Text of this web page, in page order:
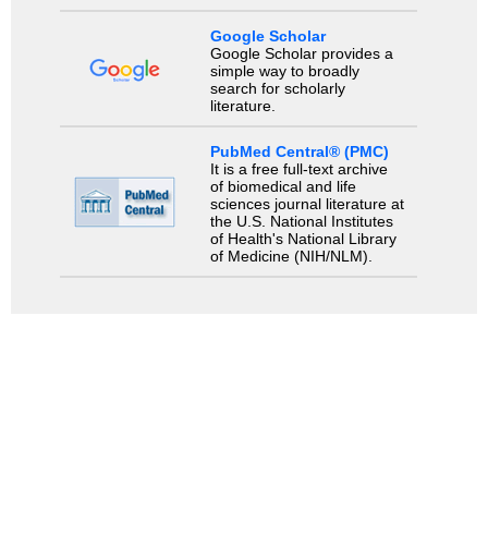
Google Scholar
Google Scholar provides a
simple way to broadly
search for scholarly
literature.
PubMed Central® (PMC)
It is a free full-text archive
of biomedical and life
sciences journal literature at
the U.S. National Institutes
of Health's National Library
of Medicine (NIH/NLM).